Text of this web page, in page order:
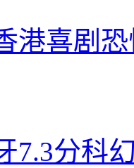
港喜剧
7.3分科